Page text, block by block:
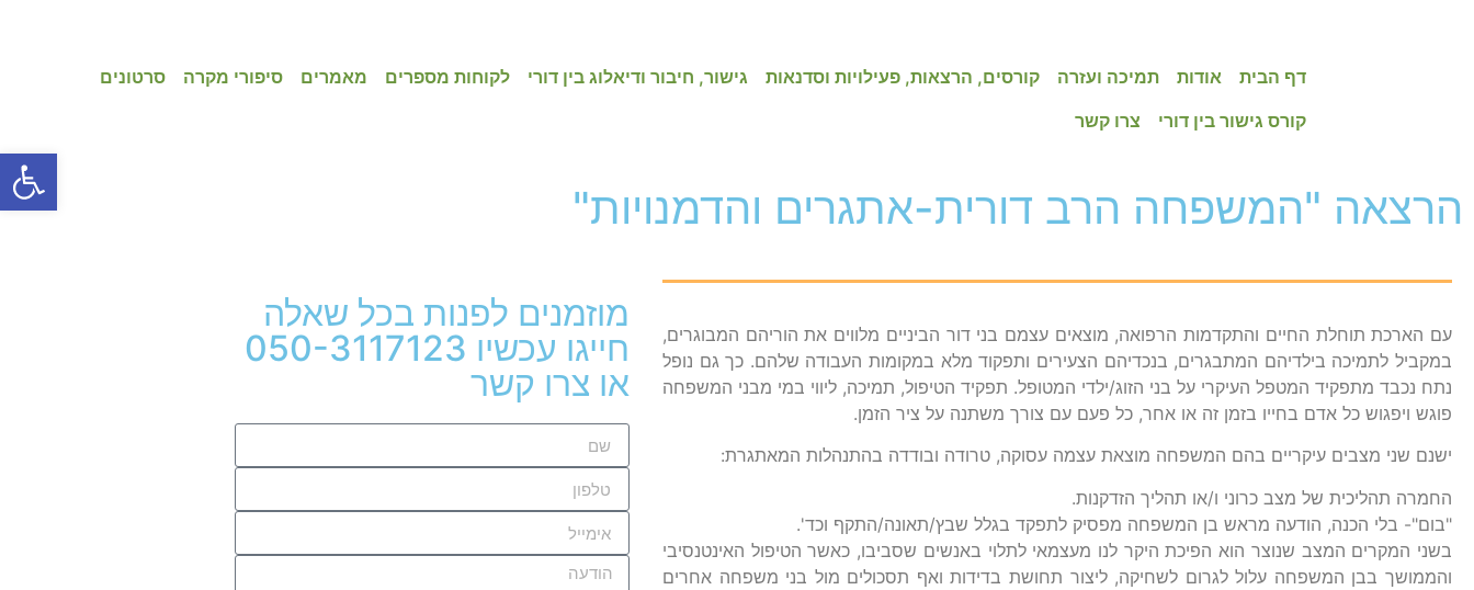
דף הבית אודות תמיכה ועזרה קורסים, הרצאות, פעילויות וסדנאות גישור, חיבור ודיאלוג בין דורי לקוחות מספרים מאמרים סיפורי מקרה
סרטונים
קורס גישור בין דורי
צרו קשר
הרצאה "המשפחה הרב דורית-אתגרים והדמנויות"
עם הארכת תוחלת החיים והתקדמות הרפואה, מוצאים עצמם בני דור הביניים מלווים את הוריהם המבוגרים,
במקביל לתמיכה בילדיהם המתבגרים, בנכדיהם הצעירים ותפקוד מלא במקומות העבודה שלהם. כך גם נופל
נתח נכבד מתפקיד המטפל העיקרי על בני הזוג/ילדי המטופל. תפקיד הטיפול, תמיכה, ליווי במי מבני המשפחה
פוגש ויפגוש כל אדם בחייו בזמן זה או אחר, כל פעם עם צורך משתנה על ציר הזמן.
ישנם שני מצבים עיקריים בהם המשפחה מוצאת עצמה עסוקה, טרודה ובודדה בהתנהלות המאתגרת:
החמרה תהליכית של מצב כרוני ו/או תהליך הזדקנות.
"בום"- בלי הכנה, הודעה מראש בן המשפחה מפסיק לתפקד בגלל שבץ/תאונה/התקף וכד'.
בשני המקרים המצב שנוצר הוא הפיכת היקר לנו מעצמאי לתלוי באנשים שסביבו, כאשר הטיפול האינטנסיבי
והממושך בבן המשפחה עלול לגרום לשחיקה, ליצור תחושת בדידות ואף תסכולים מול בני משפחה אחרים
מוזמנים לפנות בכל שאלה
חייגו עכשיו 050-3117123
או צרו קשר
פתח